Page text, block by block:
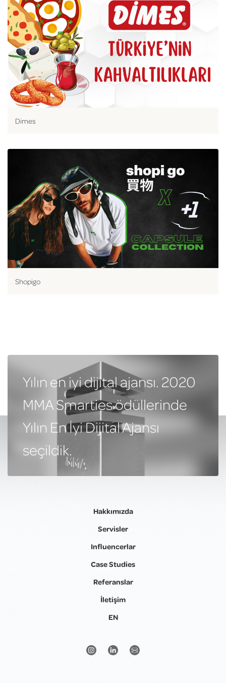
Dimes
Shopigo
Yılın en iyi dijital ajansı. 2020
MMA Smarties ödüllerinde
Yılın En İyi Dijital Ajansı
seçildik.
Hakkımızda
Servisler
Influencerlar
Case Studies
Referanslar
İletişim
EN